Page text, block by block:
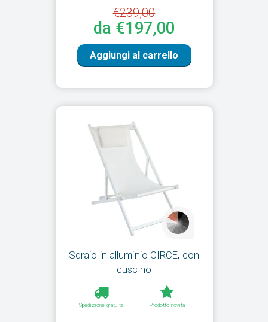
€239,00
da €197,00
Aggiungi al carrello
Sdraio in alluminio CIRCE, con
cuscino
Spedizione gratuita Prodotto novità